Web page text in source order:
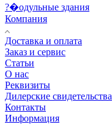
?�одульные здания
Компания
Доставка и оплата
Заказ и сервис
Статьи
О нас
Реквизиты
Дилерские свидетельства
Контакты
Информация